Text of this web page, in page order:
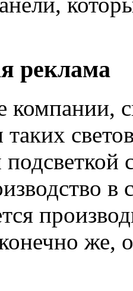
реклама
компании,
таких
же,